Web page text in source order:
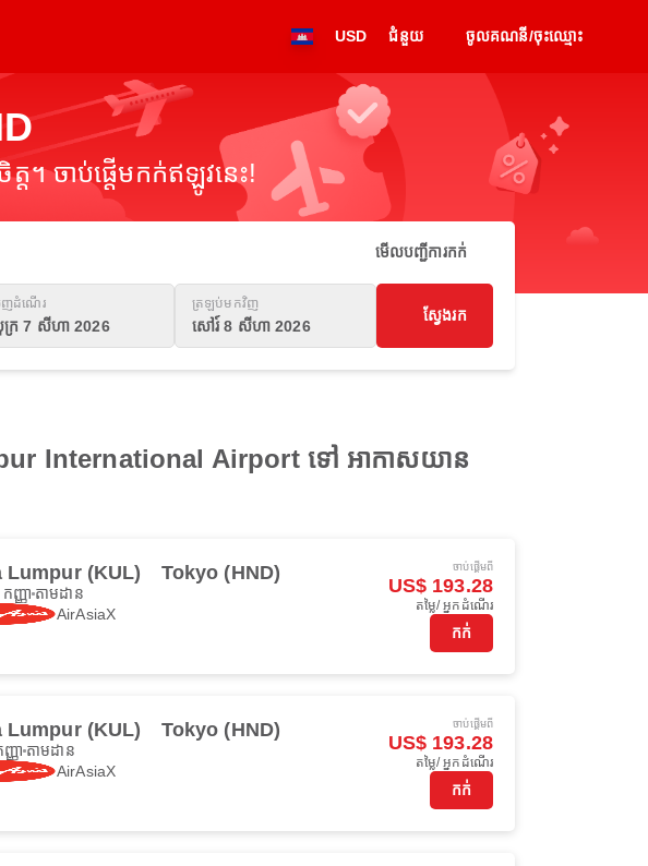
USD ជំនួយ ចូលគណនី/ចុះឈ្មោះ
។ ចាប់ផ្តើមកក់ឥឡូវនេះ!
មើលបញ្ជីការកក់
ញដំណើរ
រ 7 សីហា 2026
ត្រឡប់មកវិញ
សៅរ៍ 8 សីហា 2026
ស្វែងរក
International Airport ទៅ អាកាសយាន
Lumpur (KUL) Tokyo (HND)
ញ្ញា តាមដាន
AirAsiaX
ចាប់ផ្ដើមពី
US$ 193.28
តម្លៃ/ អ្នកដំណើរ
កក់
Lumpur (KUL) Tokyo (HND)
ញា តាមដាន
AirAsiaX
ចាប់ផ្ដើមពី
US$ 193.28
តម្លៃ/ អ្នកដំណើរ
កក់